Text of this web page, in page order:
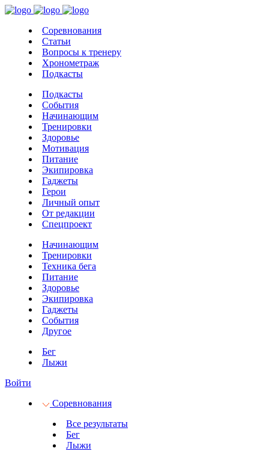
Соревнования
Статьи
Вопросы к тренеру
Хронометраж
Подкасты
Подкасты
События
Начинающим
Тренировки
Здоровье
Мотивация
Питание
Экипировка
Гаджеты
Герои
Личный опыт
От редакции
Спецпроект
Начинающим
Тренировки
Техника бега
Питание
Здоровье
Экипировка
Гаджеты
События
Другое
Бег
Лыжи
Войти
Соревнования
Все результаты
Бег
Лыжи